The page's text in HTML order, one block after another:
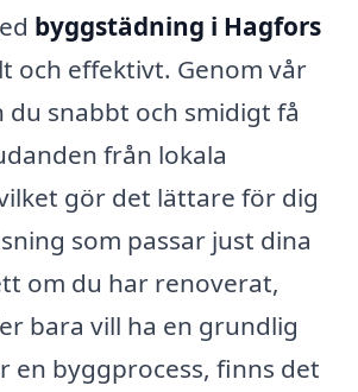
byggstädning i Hagfors
och effektivt. Genom vår
snabbt och smidigt få
från lokala
gör det lättare för dig
som passar just dina
om du har renoverat,
bara vill ha en grundlig
en byggprocess, finns det